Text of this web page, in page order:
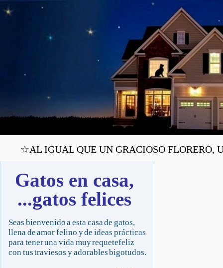
☆AL IGUAL QUE UN GRACIOSO FLORERO,
Gatos en casa,
...gatos felices
Seas bienvenido a esta casa de gatos,
llena de amor felino y de ideas prácticas
para tener una vida muy requetefeliz
con tus traviesos y adorables bigotudos.